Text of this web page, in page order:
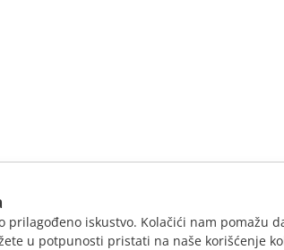
prilagođeno iskustvo. Kolačići nam pomažu
u potpunosti pristati na naše korišćenje